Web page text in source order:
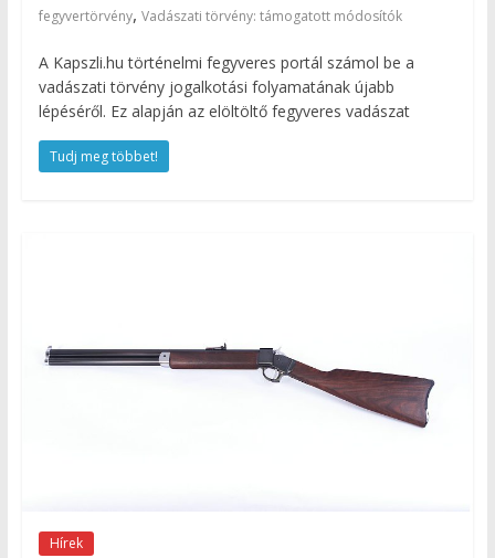
fegyvertörvény, Vadászati törvény: támogatott módosítók
A Kapszli.hu történelmi fegyveres portál számol be a
vadászati törvény jogalkotási folyamatának újabb
lépéséről. Ez alapján az elöltöltő fegyveres vadászat
Tudj meg többet!
Hírek